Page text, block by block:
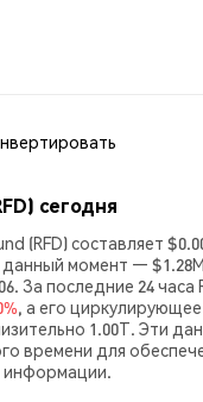
сегодня
(RFD) составляет
данный момент —
За последние 24 часа
, а его
1.00T. Эти
времени для
информации.